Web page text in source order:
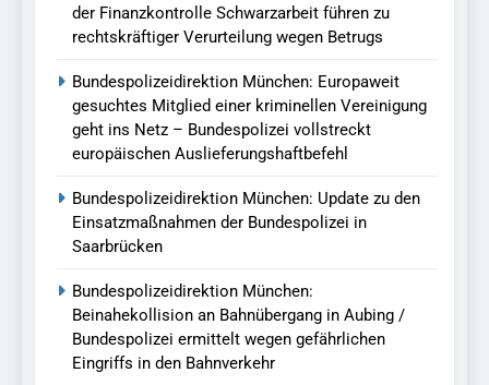
der Finanzkontrolle Schwarzarbeit führen zu
rechtskräftiger Verurteilung wegen Betrugs
Bundespolizeidirektion München: Europaweit
gesuchtes Mitglied einer kriminellen Vereinigung
geht ins Netz – Bundespolizei vollstreckt
europäischen Auslieferungshaftbefehl
Bundespolizeidirektion München: Update zu den
Einsatzmaßnahmen der Bundespolizei in
Saarbrücken
Bundespolizeidirektion München:
Beinahekollision an Bahnübergang in Aubing /
Bundespolizei ermittelt wegen gefährlichen
Eingriffs in den Bahnverkehr